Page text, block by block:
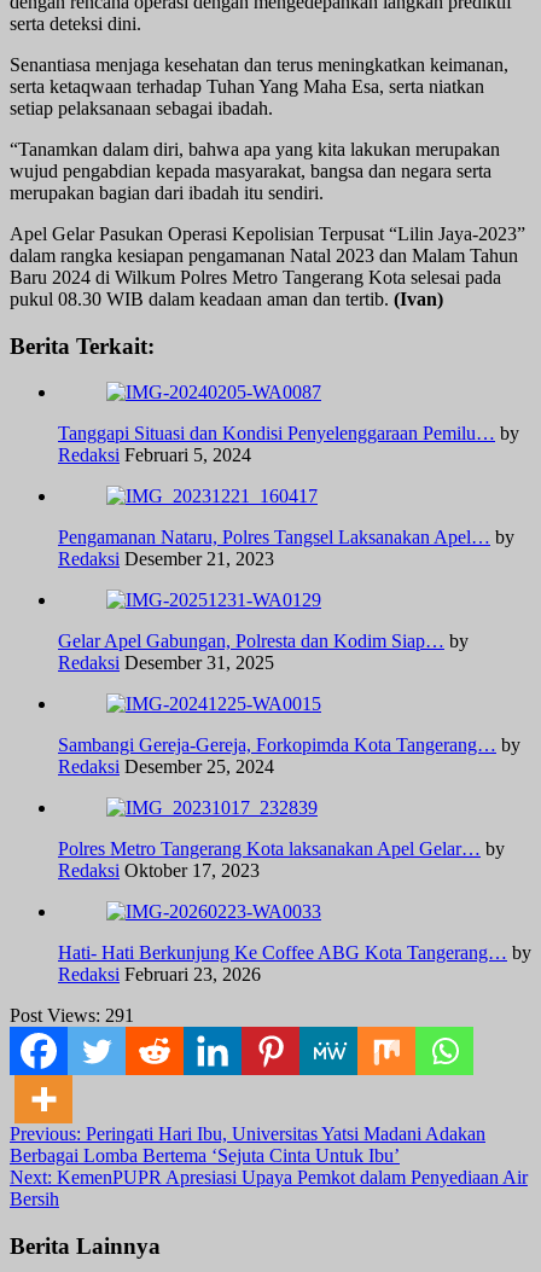
serta deteksi dini.
Senantiasa menjaga kesehatan dan terus meningkatkan keimanan,
serta ketaqwaan terhadap Tuhan Yang Maha Esa, serta niatkan
setiap pelaksanaan sebagai ibadah.
“Tanamkan dalam diri, bahwa apa yang kita lakukan merupakan
wujud pengabdian kepada masyarakat, bangsa dan negara serta
merupakan bagian dari ibadah itu sendiri.
Apel Gelar Pasukan Operasi Kepolisian Terpusat “Lilin Jaya-2023”
dalam rangka kesiapan pengamanan Natal 2023 dan Malam Tahun
Baru 2024 di Wilkum Polres Metro Tangerang Kota selesai pada
pukul 08.30 WIB dalam keadaan aman dan tertib. (Ivan)
Berita Terkait:
Tanggapi Situasi dan Kondisi Penyelenggaraan Pemilu… by
Redaksi Februari 5, 2024
Pengamanan Nataru, Polres Tangsel Laksanakan Apel… by
Redaksi Desember 21, 2023
Gelar Apel Gabungan, Polresta dan Kodim Siap… by
Redaksi Desember 31, 2025
Sambangi Gereja-Gereja, Forkopimda Kota Tangerang… by
Redaksi Desember 25, 2024
Polres Metro Tangerang Kota laksanakan Apel Gelar… by
Redaksi Oktober 17, 2023
Hati- Hati Berkunjung Ke Coffee ABG Kota Tangerang… by
Redaksi Februari 23, 2026
Post Views: 291
Post
navigation
Previous: Peringati Hari Ibu, Universitas Yatsi Madani Adakan
Berbagai Lomba Bertema ‘Sejuta Cinta Untuk Ibu’
Next: KemenPUPR Apresiasi Upaya Pemkot dalam Penyediaan Air
Bersih
Berita Lainnya